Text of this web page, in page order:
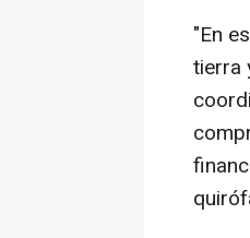
"En
tierra